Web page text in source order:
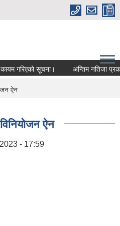
गरिएको सूचना। अन्तिम नतिजा
ऐन
ऐन
- 17:59